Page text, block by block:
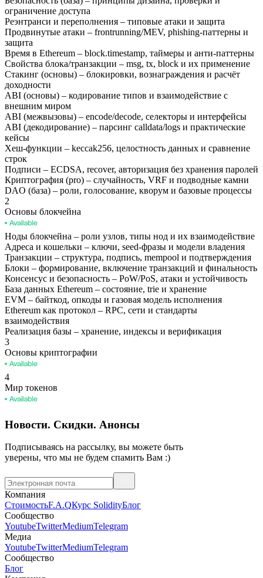
ограничение доступа
Реэнтранси и переполнения – типовые атаки и защита
Продвинутые атаки – frontrunning/MEV, phishing‑паттерны и
защита
Время в Ethereum – block.timestamp, таймеры и анти‑паттерны
Свойства блока/транзакции – msg, tx, block и их применение
Стакинг (основы) – блокировки, вознаграждения и расчёт
доходности
ABI (основы) – кодирование типов и взаимодействие с
внешним миром
ABI (межвызовы) – encode/decode, селекторы и интерфейсы
ABI (декодирование) – парсинг calldata/logs и практические
кейсы
Хеш‑функции – keccak256, целостность данных и сравнение
строк
Подписи – ECDSA, recover, авторизация без хранения паролей
Криптография (pro) – случайность, VRF и подводные камни
DAO (база) – роли, голосование, кворум и базовые процессы
2
Основы блокчейна
Ноды блокчейна – роли узлов, типы нод и их взаимодействие
Адреса и кошельки – ключи, seed‑фразы и модели владения
Транзакции – структура, подпись, mempool и подтверждения
Блоки – формирование, включение транзакций и финальность
Консенсус и безопасность – PoW/PoS, атаки и устойчивость
База данных Ethereum – состояние, trie и хранение
EVM – байткод, опкоды и газовая модель исполнения
Ethereum как протокол – RPC, сети и стандарты
взаимодействия
Реализация базы – хранение, индексы и верификация
3
Основы криптографии
4
Мир токенов
Новости. Скидки. Анонсы
Подписываясь на рассылку, вы можете быть
уверены, что мы не будем спамить Вам :)
Компания
СтоимостьF.A.QКурс SolidityБлог
Сообщество
YoutubeTwitterMediumTelegram
Медиа
YoutubeTwitterMediumTelegram
Сообщество
Блог